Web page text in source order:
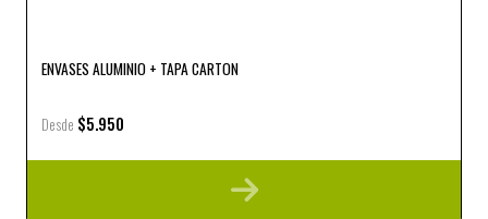
ENVASES ALUMINIO + TAPA CARTON
Desde $5.950